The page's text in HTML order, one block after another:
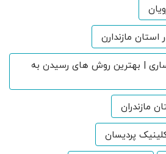
استان مازندارن
| بهترین روش های رسیدن به